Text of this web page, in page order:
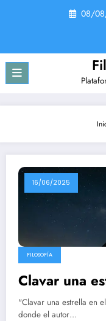
08/
16/06/2025
FILOSOFÍA
Clavar una
"Clavar una estrella en
donde el autor…